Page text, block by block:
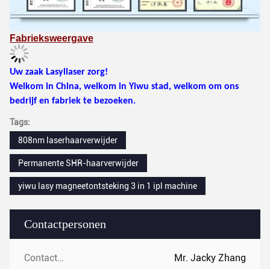
Contactpersonen
Contactpersonen: Mr. Jacky Zhang
Fabrieksweergave
Uw zaak Lasyllaser zorg!
Welkom in China, welkom in Yiwu stad, welkom om ons
bedrijf en fabriek te bezoeken.
Tags:
808nm laserhaarverwijder
Permanente SHR-haarverwijder
yiwu lasy magneetontsteking 3 in 1 ipl machine